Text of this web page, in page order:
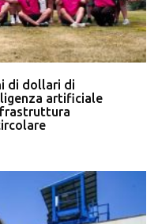
di dollari di
artificiale